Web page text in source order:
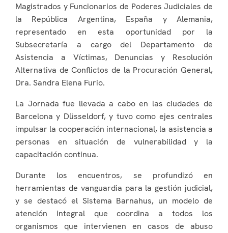
Magistrados y Funcionarios de Poderes Judiciales de
la República Argentina, España y Alemania,
representado en esta oportunidad por la
Subsecretaría a cargo del Departamento de
Asistencia a Víctimas, Denuncias y Resolución
Alternativa de Conflictos de la Procuración General,
Dra. Sandra Elena Furio.
La Jornada fue llevada a cabo en las ciudades de
Barcelona y Düsseldorf, y tuvo como ejes centrales
impulsar la cooperación internacional, la asistencia a
personas en situación de vulnerabilidad y la
capacitación continua.
Durante los encuentros, se profundizó en
herramientas de vanguardia para la gestión judicial,
y se destacó el Sistema Barnahus, un modelo de
atención integral que coordina a todos los
organismos que intervienen en casos de abuso